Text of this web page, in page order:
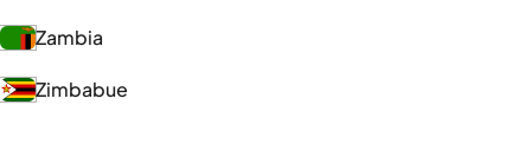
Zambia
Zimbabue